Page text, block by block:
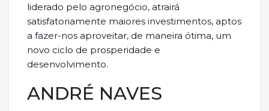
liderado pelo agronegócio, atrairá
satisfatoriamente maiores investimentos, aptos
a fazer-nos aproveitar, de maneira ótima, um
novo ciclo de prosperidade e
desenvolvimento.
ANDRÉ NAVES